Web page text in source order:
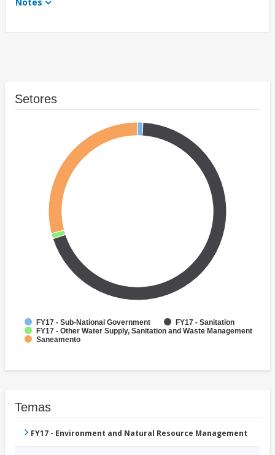
Notes
Setores
FY17 - Sub-National Government
FY17 - Sanitation
FY17 - Other Water Supply, Sanitation and Waste Management
Saneamento
Temas
FY17 - Environment and Natural Resource Management